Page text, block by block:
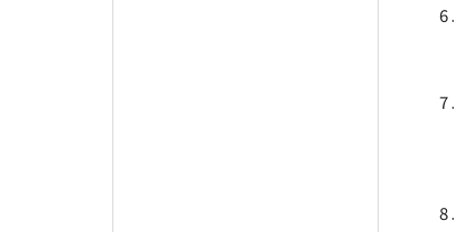
6 .
7 .
8 .